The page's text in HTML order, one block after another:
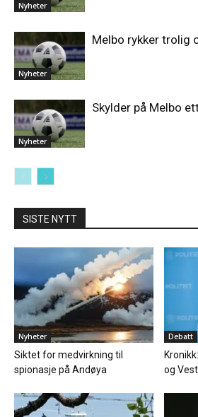
Nyheter
Nyheter
Melbo rykker trolig
Nyheter
Skylder på Melbo
SISTE NYTT
Nyheter
Siktet for medvirkning til
spionasje på Andøya
Debatt
og